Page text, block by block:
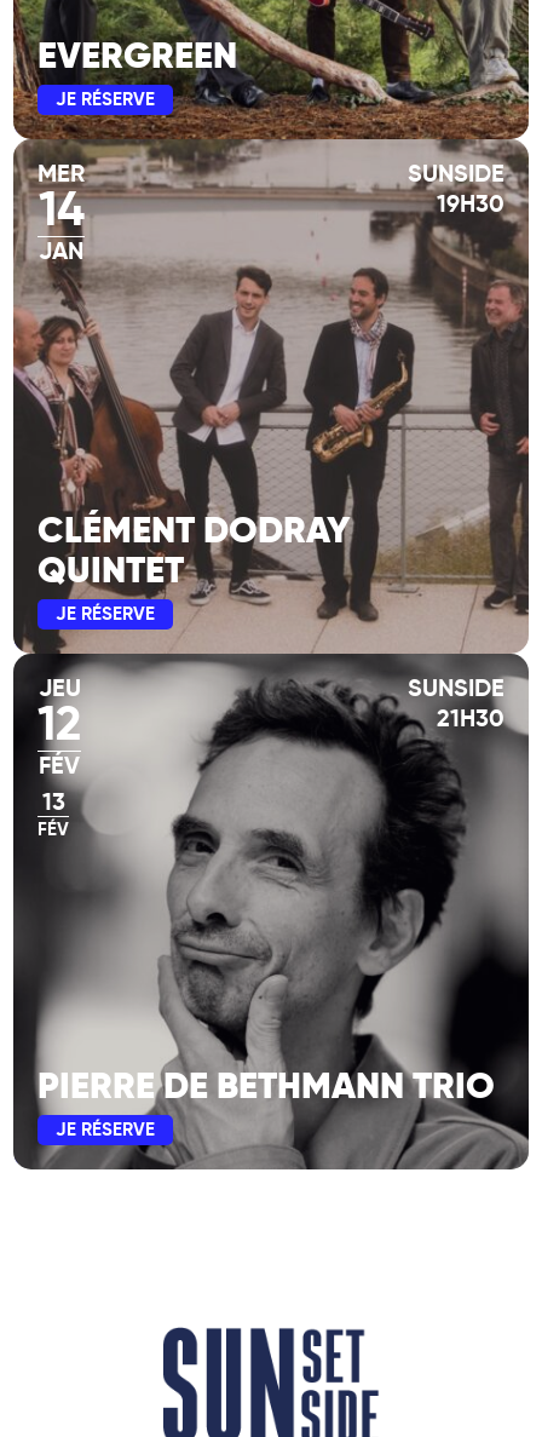
EVERGREEN
JE RÉSERVE
MER
14
JAN
SUNSIDE
19H30
CLÉMENT DODRAY
QUINTET
JE RÉSERVE
JEU
12
FÉV
13
FÉV
SUNSIDE
21H30
PIERRE DE BETHMANN TRIO
JE RÉSERVE